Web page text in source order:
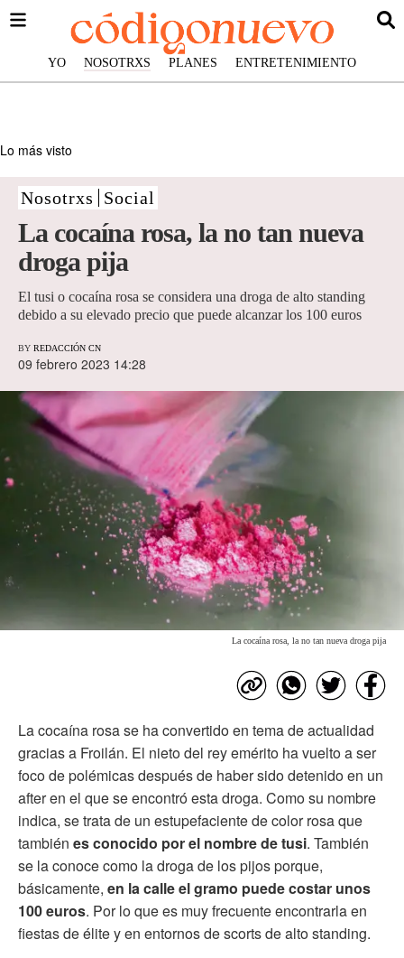
YO NOSOTRXS PLANES ENTRETENIMIENTO
Lo más visto
Nosotrxs Social
La cocaína rosa, la no tan nueva
droga pija
El tusi o cocaína rosa se considera una droga de alto standing
debido a su elevado precio que puede alcanzar los 100 euros
BY REDACCIÓN CN
09 febrero 2023 14:28
La cocaína rosa, la no tan nueva droga pija
La cocaína rosa se ha convertido en tema de actualidad
gracias a Froilán. El nieto del rey emérito ha vuelto a ser
foco de polémicas después de haber sido detenido en un
after en el que se encontró esta droga. Como su nombre
indica, se trata de un estupefaciente de color rosa que
también es conocido por el nombre de tusi. También
se la conoce como la droga de los pijos porque,
básicamente, en la calle el gramo puede costar unos
100 euros. Por lo que es muy frecuente encontrarla en
fiestas de élite y en entornos de scorts de alto standing.